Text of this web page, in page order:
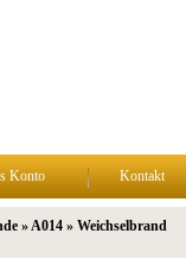
Konto Kontakt
» A014 » Weichselbrand